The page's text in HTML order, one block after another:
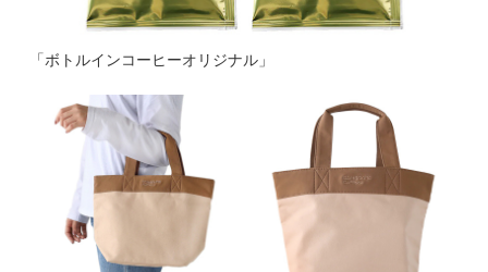
「ボトルインコーヒーオリジナル」